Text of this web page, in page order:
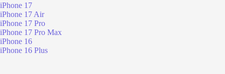
iPhone 17
iPhone 17 Air
iPhone 17 Pro
iPhone 17 Pro Max
iPhone 16
iPhone 16 Plus